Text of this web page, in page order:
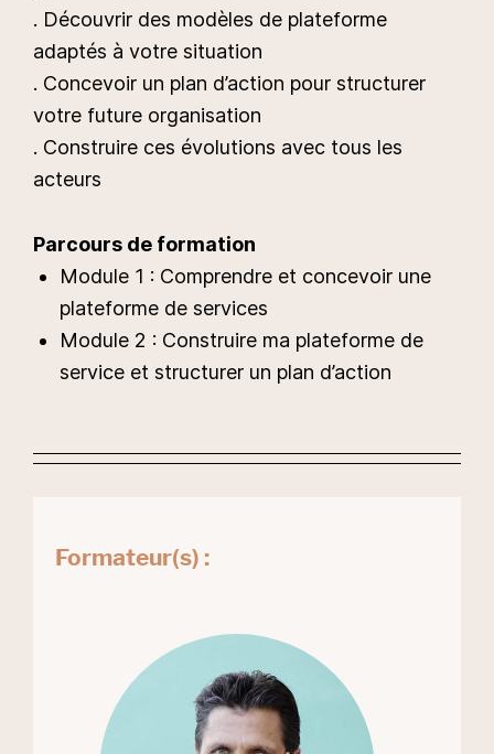
. Découvrir des modèles de plateforme
adaptés à votre situation
. Concevoir un plan d’action pour structurer
votre future organisation
. Construire ces évolutions avec tous les
acteurs
Parcours de formation
Module 1 : Comprendre et concevoir une
plateforme de services
Module 2 : Construire ma plateforme de
service et structurer un plan d’action
Formateur(s) :